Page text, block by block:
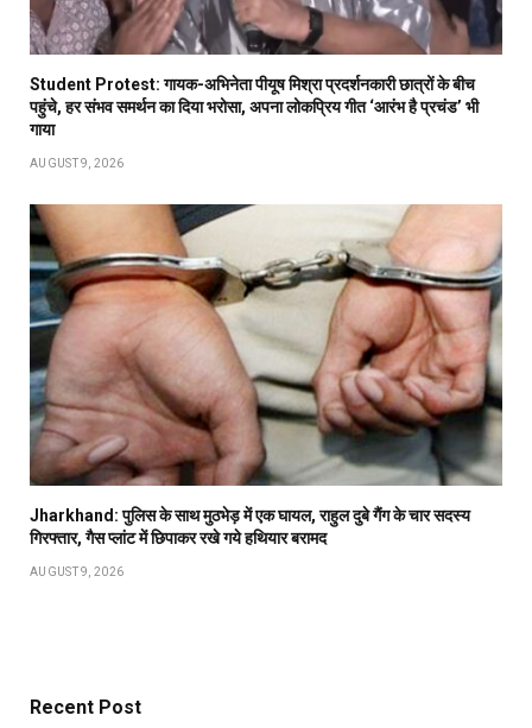
Student Protest: गायक-अभिनेता पीयूष मिश्रा प्रदर्शनकारी छात्रों के बीच
पहुंचे, हर संभव समर्थन का दिया भरोसा, अपना लोकप्रिय गीत ‘आरंभ है प्रचंड’ भी
गाया
AUGUST 9, 2026
Jharkhand: पुलिस के साथ मुठभेड़ में एक घायल, राहुल दुबे गैंग के चार सदस्य
गिरफ्तार, गैस प्लांट में छिपाकर रखे गये हथियार बरामद
AUGUST 9, 2026
Recent Post